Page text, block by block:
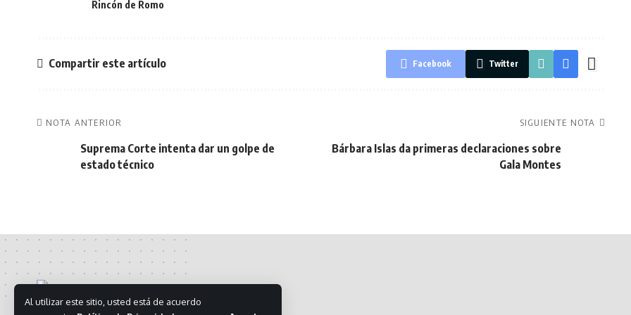
Al utilizar este sitio, usted está de acuerdo
Rincón de Romo
Compartir este artículo Facebook Twitter
NOTA ANTERIOR
Suprema Corte intenta dar un golpe de
estado técnico
SIGUIENTE NOTA
Bárbara Islas da primeras declaraciones sobre
Gala Montes